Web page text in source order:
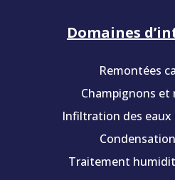
Domaines
Remontées
Champignons et
Infiltration des eaux
Traitement